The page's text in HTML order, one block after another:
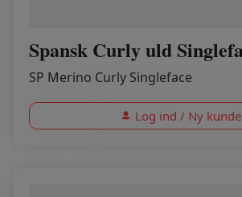
SP Merino Curly Singleface
Log ind / Ny kunde